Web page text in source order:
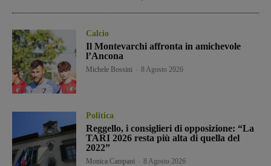
Calcio
Il Montevarchi affronta in amichevole
l’Ancona
Michele Bossini 8 Agosto 2026
Politica
Reggello, i consiglieri di opposizione: “La
TARI 2026 resta più alta di quella del
2022”
Monica Campani 8 Agosto 2026